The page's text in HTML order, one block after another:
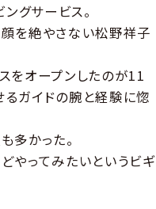
グサービス。
を絶やさない松野祥子
をオープンしたのが11
ガイドの腕と経験に惚
多かった。
やってみたいというビギ